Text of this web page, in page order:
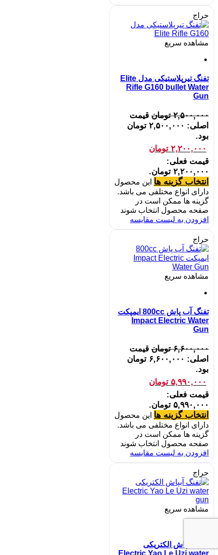
حراج
مشاهده سریع
تفنگ تیرپلاستیکی مدل Elite
Rifle G160 bullet Water
Gun
۲,۵۰۰,۰۰۰ تومان قیمت
اصلی: ۲,۵۰۰,۰۰۰ تومان
بود.
۲,۲۰۰,۰۰۰ تومان
قیمت فعلی:
۲,۲۰۰,۰۰۰ تومان.
انتخاب گزینه ها این محصول
دارای انواع مختلفی می باشد.
گزینه ها ممکن است در
صفحه محصول انتخاب شوند
افزودن به لیست مقایسه
حراج
مشاهده سریع
تفنگ آب پاش 800cc ایمپکت
Impact Electric Water
Gun
۶,۶۰۰,۰۰۰ تومان قیمت
اصلی: ۶,۶۰۰,۰۰۰ تومان
بود.
۵,۹۹۰,۰۰۰ تومان
قیمت فعلی:
۵,۹۹۰,۰۰۰ تومان.
انتخاب گزینه ها این محصول
دارای انواع مختلفی می باشد.
گزینه ها ممکن است در
صفحه محصول انتخاب شوند
افزودن به لیست مقایسه
حراج
مشاهده سریع
تفنگ آبپاش الکتریکی
Electric Yao Le Uzi water